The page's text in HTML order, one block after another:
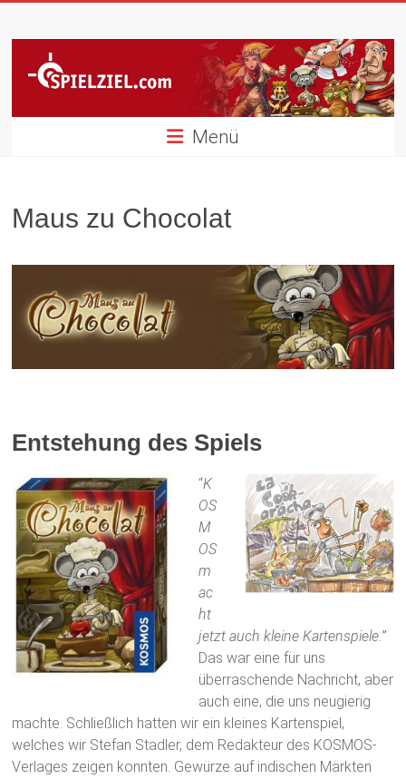
Spielziel
Die
Menü
Maus zu Chocolat
Entstehung des Spiels
“K
OS
M
OS
m
ac
ht
jetzt auch kleine Kartenspiele.”
Das war eine für uns
überraschende Nachricht, aber
auch eine, die uns neugierig
machte. Schließlich hatten wir ein kleines Kartenspiel,
welches wir Stefan Stadler, dem Redakteur des KOSMOS-
Verlages zeigen konnten. Gewürze auf indischen Märkten